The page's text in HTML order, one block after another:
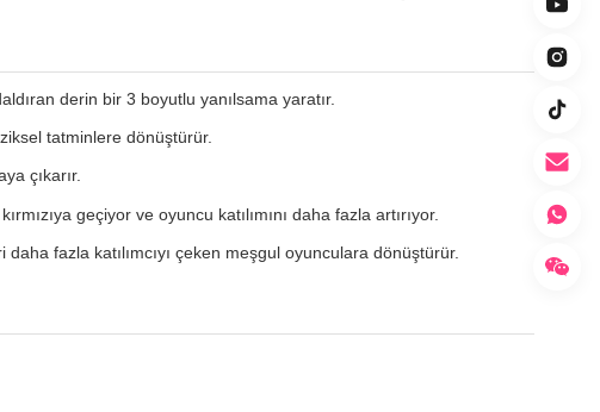
derin bir 3 boyutlu yanılsama yaratır.
tatminlere dönüştürür.
çıkarır.
geçiyor ve oyuncu katılımını daha fazla artırıyor.
fazla katılımcıyı çeken meşgul oyunculara dönüştürür.